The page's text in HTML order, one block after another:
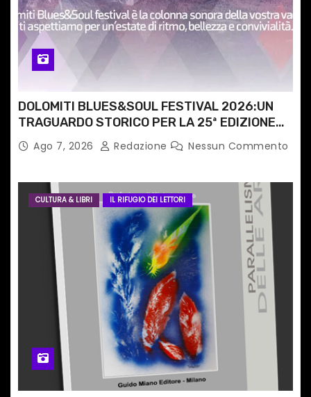
c
o
l
i
DOLOMITI BLUES&SOUL FESTIVAL 2026:UN
TRAGUARDO STORICO PER LA 25ª EDIZIONE
TRA LE CIME PATRIMONIO UNESCO
Ago 7, 2026 Redazione Nessun Commento
CULTURA & LIBRI IL RIFUGIO DEI LETTORI